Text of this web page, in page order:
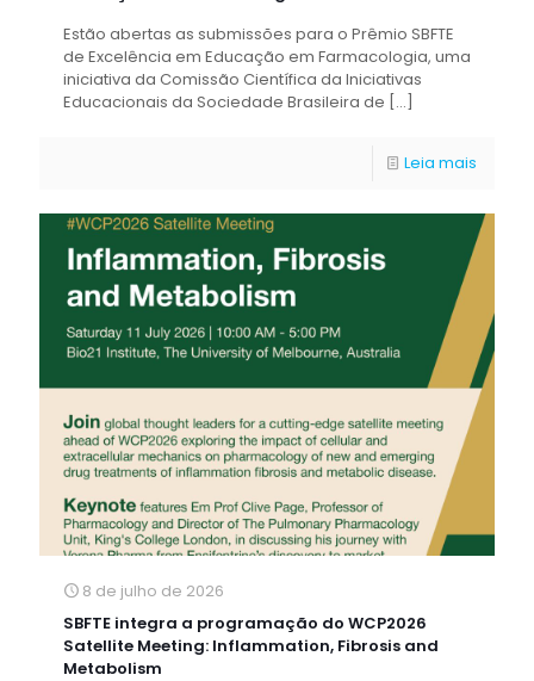
Estão abertas as submissões para o Prêmio SBFTE
de Excelência em Educação em Farmacologia, uma
iniciativa da Comissão Científica da Iniciativas
Educacionais da Sociedade Brasileira de […]
Leia mais
8 de julho de 2026
SBFTE integra a programação do WCP2026
Satellite Meeting: Inflammation, Fibrosis and
Metabolism